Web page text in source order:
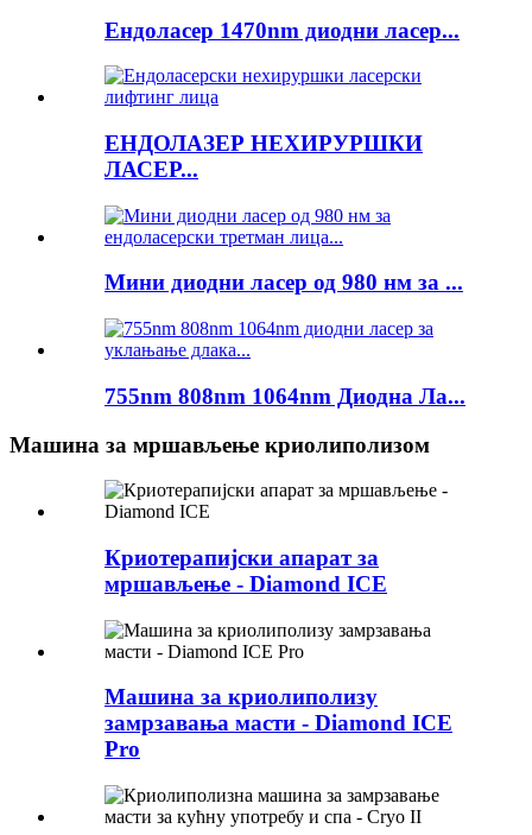
Ендоласер 1470nm диодни ласер...
ЕНДОЛАЗЕР НЕХИРУРШКИ
ЛАСЕР...
Мини диодни ласер од 980 нм за ...
755nm 808nm 1064nm Диодна Ла...
Машина за мршављење криолиполизом
Криотерапијски апарат за
мршављење - Diamond ICE
Машина за криолиполизу
замрзавања масти - Diamond ICE
Pro